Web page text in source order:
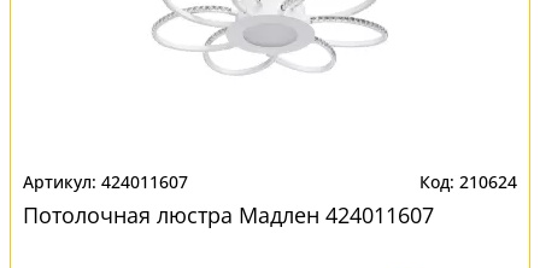
424011607 210624
Потолочная люстра Мадлен 424011607